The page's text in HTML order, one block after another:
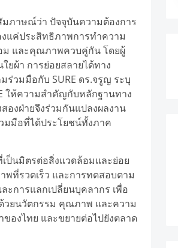
มภาษณ์ว่า ปัจจุบันความต้องการ
แค่ประสิทธิภาพการทำความ
ม และคุณภาพควบคู่กัน โดยผู้
ผ้า การย่อยสลายได้ทาง
วมมือกับ SURE ดร.จรูญ ระบุ
ให้ความสำคัญกับหลักฐานทาง
งฝ่ายจึงร่วมกันแปลงผลงาน
มมือที่ได้ประโยชน์ทั้งภาค
ป็นมิตรต่อสิ่งแวดล้อมและย่อย
ที่รวดเร็ว และการทดสอบตาม
การแลกเปลี่ยนบุคลากร เพื่อ
วยนวัตกรรม คุณภาพ และความ
องไทย และขยายต่อไปยังตลาด